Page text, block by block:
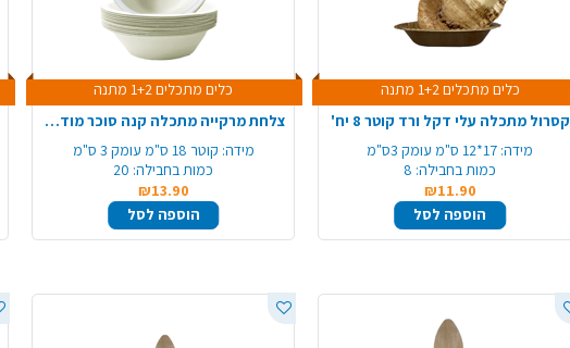
כלים מתכלים 1+2 מתנה
קסרול מתכלה עלי דקל ורד קוטר 8 יח'
מידה: 17*12 ס"מ עומק 3ס"מ
כמות בחבילה: 8
₪11.90
הוספה לסל
כלים מתכלים 1+2 מתנה
צלחת מרקייה מתכלה קנה סוכר מודפס 20 יח' - כסף
מידה: קוטר 18 ס"מ עומק 3 ס"מ
כמות בחבילה: 20
₪13.90
הוספה לסל